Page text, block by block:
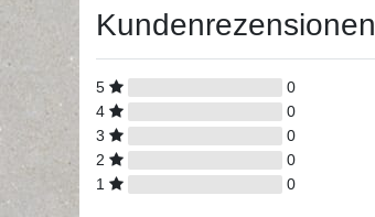
Kundenrezensionen
5
0
4
0
3
0
2
0
1
0